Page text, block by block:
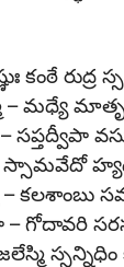
కంఠే రుద్ర
– మధ్యే
సప్తద్వీపా
కలశాంబు
గోదావరి
స్సన్నిధిం